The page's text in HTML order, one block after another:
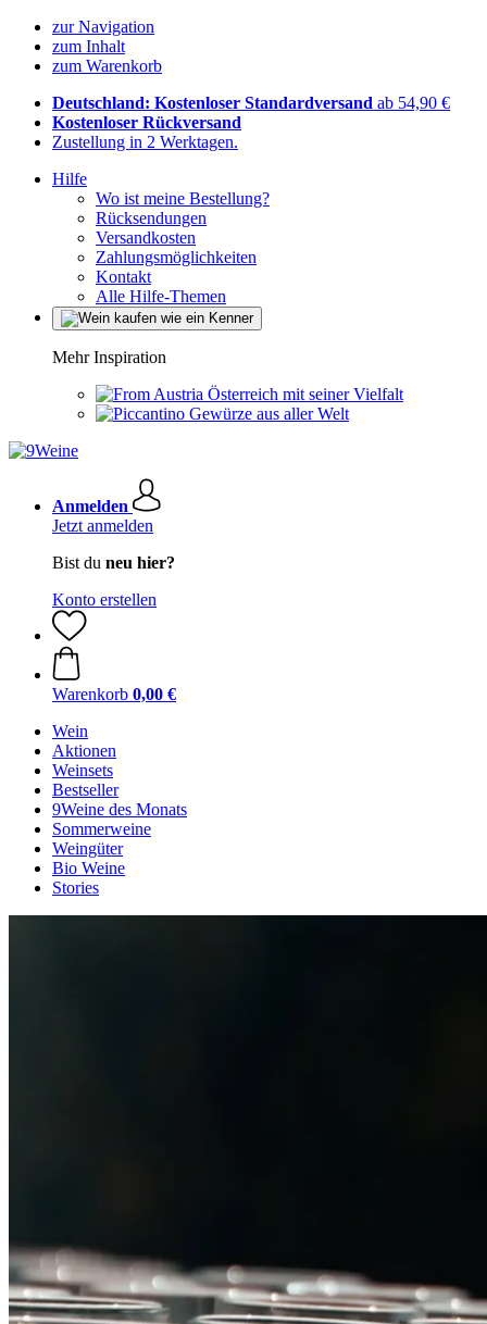
zur Navigation
zum Inhalt
zum Warenkorb
Deutschland: Kostenloser Standardversand ab 54,90 €
Kostenloser Rückversand
Zustellung in 2 Werktagen.
Hilfe
Wo ist meine Bestellung?
Rücksendungen
Versandkosten
Zahlungsmöglichkeiten
Kontakt
Alle Hilfe-Themen
Mehr Inspiration
Österreich mit seiner Vielfalt
Gewürze aus aller Welt
Anmelden
Jetzt anmelden
Bist du neu hier?
Konto erstellen
Warenkorb 0,00 €
Wein
Aktionen
Weinsets
Bestseller
9Weine des Monats
Sommerweine
Weingüter
Bio Weine
Stories